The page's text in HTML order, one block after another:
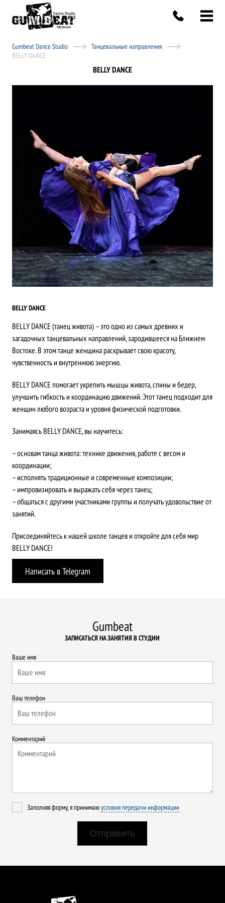
Gumbeat Dance Studio
Танцевальные направления
BELLY DANCE
BELLY DANCE
BELLY DANCE
BELLY DANCE (танец живота) – это одно из самых древних и
загадочных танцевальных направлений, зародившееся на Ближнем
Востоке. В этом танце женщина раскрывает свою красоту,
чувственность и внутреннюю энергию.
BELLY DANCE помогает укрепить мышцы живота, спины и бедер,
улучшить гибкость и координацию движений. Этот танец подходит для
женщин любого возраста и уровня физической подготовки.
Занимаясь BELLY DANCE, вы научитесь:
– основам танца живота: технике движения, работе с весом и
координации;
– исполнять традиционные и современные композиции;
– импровизировать и выражать себя через танец;
– общаться с другими участниками группы и получать удовольствие от
занятий.
Присоединяйтесь к нашей школе танцев и откройте для себя мир
BELLY DANCE!
Написать в Telegram
Gumbeat
ЗАПИСАТЬСЯ НА ЗАНЯТИЯ В СТУДИИ
Ваше имя
Ваш телефон
Комментарий
Заполняя форму, я принимаюусловия передачи информации